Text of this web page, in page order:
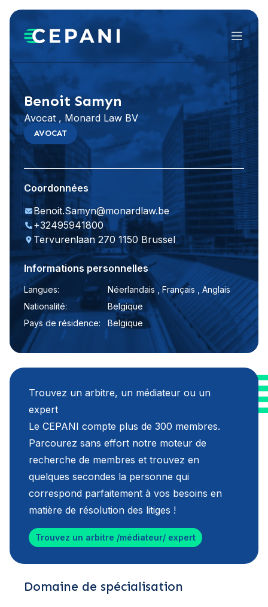
Menu
LinkedIn
Benoit Samyn
Avocat , Monard Law BV
AVOCAT
Coordonnées
Benoit.Samyn@monardlaw.be
+32495941800
Tervurenlaan 270 1150 Brussel
Informations personnelles
Langues:
Néerlandais , Français , Anglais
Nationalité:
Belgique
Pays de résidence:
Belgique
Trouvez un arbitre, un médiateur ou un
expert
Le CEPANI compte plus de 300 membres.
Parcourez sans effort notre moteur de
recherche de membres et trouvez en
quelques secondes la personne qui
correspond parfaitement à vos besoins en
matière de résolution des litiges !
Trouvez un arbitre /médiateur/ expert
Domaine de spécialisation